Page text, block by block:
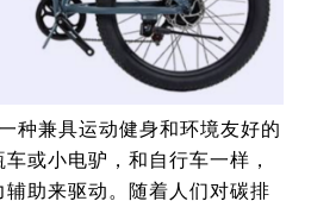
种兼具运动健身和环境友好的
或小电驴，和自行车一样，
助来驱动。随着人们对碳排